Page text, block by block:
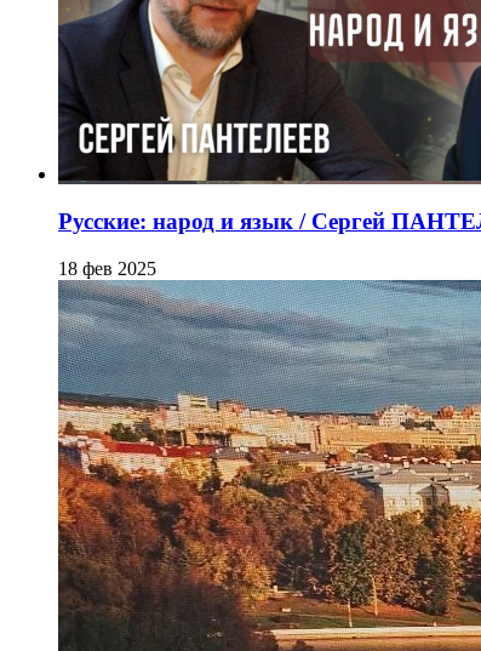
Русские: народ и язык / Сергей
18 фев 2025